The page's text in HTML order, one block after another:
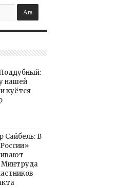
нашей
куётся
Сайбель: В
Минтруда